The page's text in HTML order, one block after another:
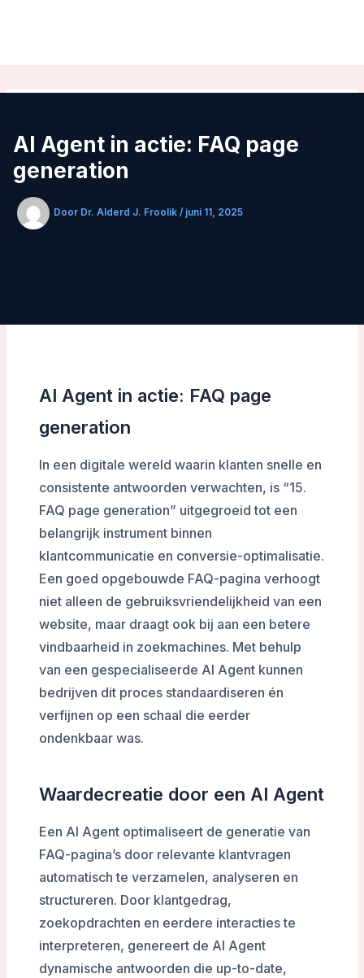
AI Agent in actie: FAQ page
generation
Door Dr. Alderd J. Froolik / juni 11, 2025
AI Agent in actie: FAQ page
generation
In een digitale wereld waarin klanten snelle en
consistente antwoorden verwachten, is “15.
FAQ page generation” uitgegroeid tot een
belangrijk instrument binnen
klantcommunicatie en conversie-optimalisatie.
Een goed opgebouwde FAQ-pagina verhoogt
niet alleen de gebruiksvriendelijkheid van een
website, maar draagt ook bij aan een betere
vindbaarheid in zoekmachines. Met behulp
van een gespecialiseerde AI Agent kunnen
bedrijven dit proces standaardiseren én
verfijnen op een schaal die eerder
ondenkbaar was.
Waardecreatie door een AI Agent
Een AI Agent optimaliseert de generatie van
FAQ-pagina’s door relevante klantvragen
automatisch te verzamelen, analyseren en
structureren. Door klantgedrag,
zoekopdrachten en eerdere interacties te
interpreteren, genereert de AI Agent
dynamische antwoorden die up-to-date,